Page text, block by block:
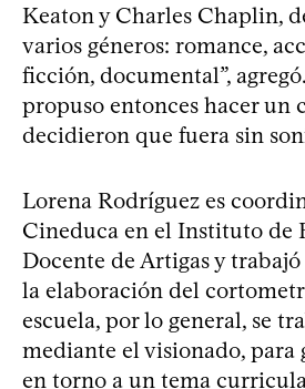
Keaton y Charles Chaplin,
varios géneros: romance,
ficción, documental”,
propuso entonces hacer un
decidieron que fuera sin
Lorena Rodríguez es
Cineduca en el Instituto de
Docente de Artigas y
la elaboración del
escuela, por lo general, se
mediante el visionado, para
en torno a un tema